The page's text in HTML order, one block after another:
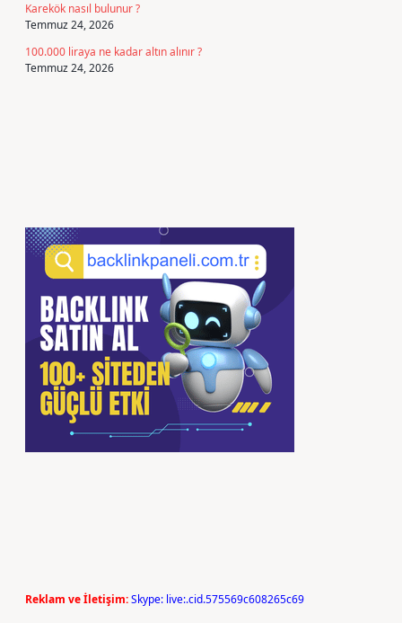
Karekök nasıl bulunur ?
Temmuz 24, 2026
100.000 liraya ne kadar altın alınır ?
Temmuz 24, 2026
Reklam ve İletişim:Skype: live:.cid.575569c608265c69